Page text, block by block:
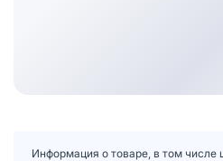
Информация о товаре, в том числе